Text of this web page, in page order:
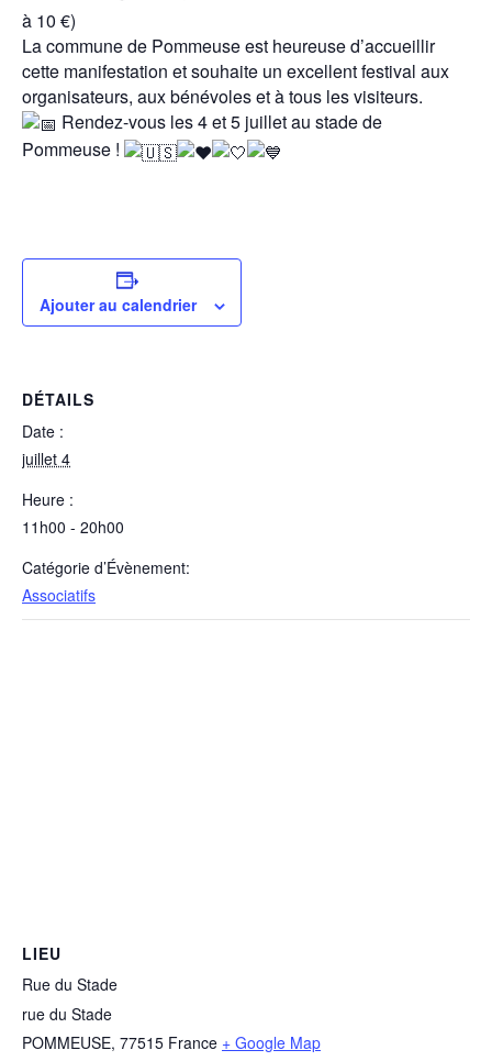
à 10 €)
La commune de Pommeuse est heureuse d’accueillir
cette manifestation et souhaite un excellent festival aux
organisateurs, aux bénévoles et à tous les visiteurs.
Rendez-vous les 4 et 5 juillet au stade de
Pommeuse !
Ajouter au calendrier
DÉTAILS
Date :
juillet 4
Heure :
11h00 - 20h00
Catégorie d’Évènement:
Associatifs
LIEU
Rue du Stade
rue du Stade
POMMEUSE, 77515 France + Google Map